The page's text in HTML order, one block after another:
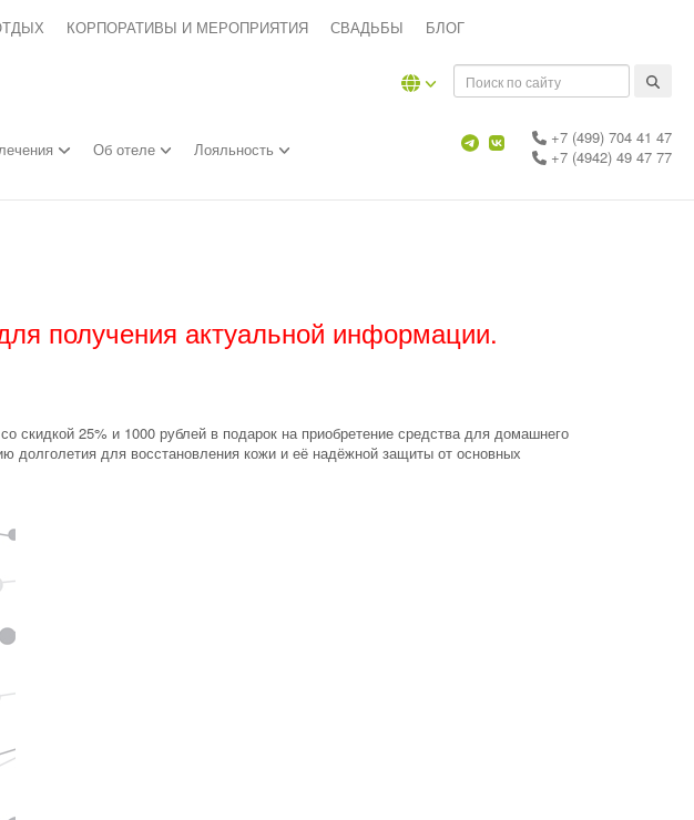
КОРПОРАТИВЫ И МЕРОПРИЯТИЯ СВАДЬБЫ БЛОГ
Об отеле Лояльность
+7 (499) 704 41 47
+7 (4942) 49 47 77
получения актуальной информации.
25% и 1000 рублей в подарок на приобретение средства для домашнего
долголетия для восстановления кожи и её надёжной защиты от основных